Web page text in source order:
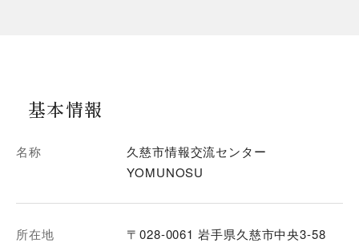
基本情報
名称
久慈市情報交流センター
YOMUNOSU
所在地 〒028-0061 岩手県久慈市中央3-58